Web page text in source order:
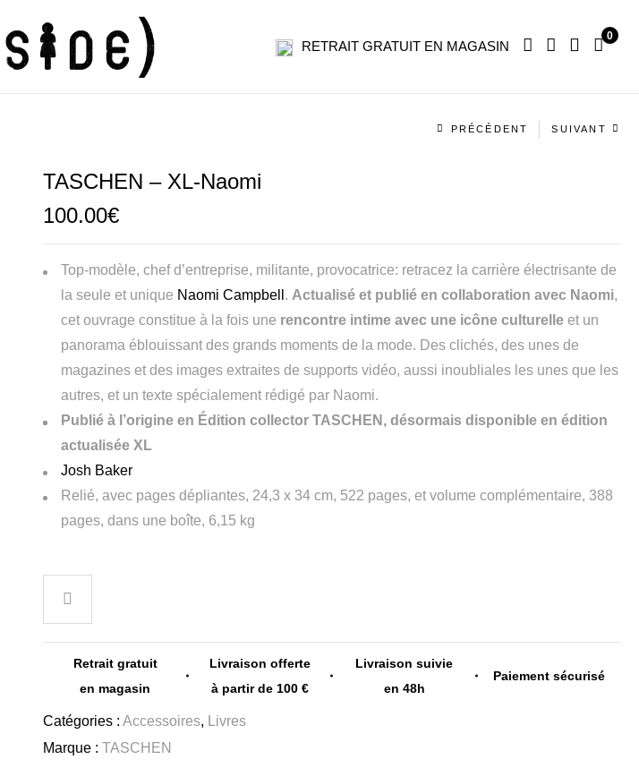
RETRAIT GRATUIT EN MAGASIN
0
Navigation
PRÉCÉDENT SUIVANT
TASCHEN – XL-Naomi
100.00€
Top-modèle, chef d’entreprise, militante, provocatrice: retracez la carrière électrisante de
la seule et unique Naomi Campbell . Actualisé et publié en collaboration avec Naomi,
cet ouvrage constitue à la fois une rencontre intime avec une icône culturelle et un
panorama éblouissant des grands moments de la mode. Des clichés, des unes de
magazines et des images extraites de supports vidéo, aussi inoubliales les unes que les
autres, et un texte spécialement rédigé par Naomi.
Publié à l’origine en Édition collector TASCHEN, désormais disponible en édition
actualisée XL
Josh Baker
Relié, avec pages dépliantes, 24,3 x 34 cm, 522 pages, et volume complémentaire, 388
pages, dans une boîte, 6,15 kg
Retrait gratuit
en magasin
Livraison offerte
à partir de 100 €
Livraison suivie
en 48h
Paiement sécurisé
Catégories : Accessoires,
Livres
Marque : TASCHEN